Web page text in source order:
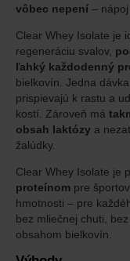
vôbec nepení –
Clear Whey Isolate je
regeneráciu svalov,
ľahký každodenný
bielkovín. Jedna
prispievajú k rastu a
kostí. Zároveň má
obsah laktózy a
žalúdky.
Clear Whey Isolate je
proteínom pre
hmotnosti – pre
bez mliečnej chuti,
obsahom bielkovín.